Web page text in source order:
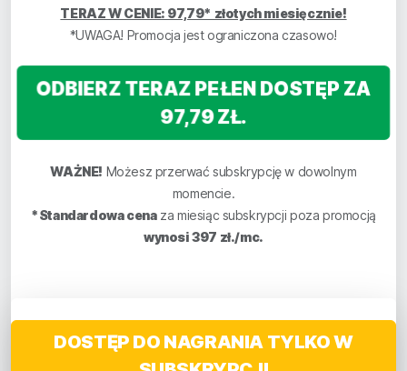
TERAZ W CENIE: 97,79* złotych miesięcznie!
*UWAGA! Promocja jest ograniczona czasowo!
ODBIERZ TERAZ PEŁEN DOSTĘP ZA
97,79 ZŁ.
WAŻNE! Możesz przerwać subskrypcję w dowolnym
momencie.
*Standardowa cenaza miesiąc subskrypcji poza promocją
wynosi 397 zł./mc.
DOSTĘP DO NAGRANIA TYLKO W